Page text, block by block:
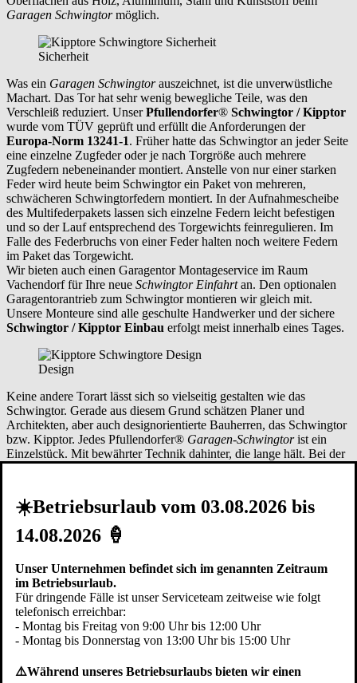
Garagen Schwingtormöglich.
Sicherheit
Was ein Garagen Schwingtorauszeichnet, ist die unverwüstliche
Machart. Das Tor hat sehr wenig bewegliche Teile, was den
Verschleiß reduziert. UnserPfullendorfer® Schwingtor / Kipptor
wurde vom TÜV geprüft und erfüllt die Anforderungen der
Europa-Norm 13241-1. Früher hatte das Schwingtor an jeder Seite
eine einzelne Zugfeder oder je nach Torgröße auch mehrere
Zugfedern nebeneinander montiert. Anstelle von nur einer starken
Feder wird heute beim Schwingtor ein Paket von mehreren,
schwächeren Schwingtorfedern montiert. In der Aufnahmescheibe
des Multifederpakets lassen sich einzelne Federn leicht befestigen
und so der Lauf entsprechend des Torgewichts feinregulieren. Im
Falle des Federbruchs von einer Feder halten noch weitere Federn
im Paket das Torgewicht.
Wir bieten auch einen Garagentor Montageservice im Raum
Vachendorffür Ihre neue Schwingtor Einfahrtan. Den optionalen
Garagentorantrieb zum Schwingtor montieren wir gleich mit.
Unsere Monteure sind alle geschulte Handwerker und der sichere
Schwingtor / Kipptor Einbau erfolgt meist innerhalb eines Tages.
Design
Keine andere Torart lässt sich so vielseitig gestalten wie das
Schwingtor. Gerade aus diesem Grund schätzen Planer und
Architekten, aber auch designorientierte Bauherren, das Schwingtor
bzw. Kipptor. Jedes Pfullendorfer® Garagen-Schwingtorist ein
Einzelstück. Mit bewährter Technik dahinter, die lange hält. Bei der
Gestaltung Ihrer Torfläche können Sie auf Pfullendorfer
selbst und verleihen dem Tor in
Ihre persönliche Note.
Eine besondere Variante ist dasSchwingtor flächenbündigoder
Schwingtor bauseitige Füllung
Garagentoren bilden das Tor und die Fassade eine Ebene. Ein
solches nicht mehr erkennbar. Beim Schwingtor bauseitige Füllung
liefern und montieren wir eine Schwingtor Unterkonstruktion. Der
Kunde oder sein Handwerker können dann auf der Baustelle
Vachendorfdie Torfüllung montieren. So kann sichergestellt
werden, dass z.B. die gleichen Fassadenplatten oder
Profilschalungen auf der Torfläche montiert werden wie auch am
☀️Betriebsurlaub vom 03.08.2026 bis
14.08.2026 🍦
Unser Unternehmen befindet sich im genannten Zeitraum
im Betriebsurlaub.
Für dringende Fälle ist unser Serviceteam zeitweise wie folgt
telefonisch erreichbar:
- Montag bis Freitag von 9:00 Uhr bis 12:00 Uhr
- Montag bis Donnerstag von 13:00 Uhr bis 15:00 Uhr
⚠️Während unseres Betriebsurlaubs bieten wir einen